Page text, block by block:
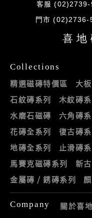
客服 (02)2739-
門市 (02)2736-
喜
Collections
精選磁磚特價區 大
石紋磚系列
木紋磚
水磨石磁磚
六角磚
花磚全系列
復古磚
地磚全系列
止滑磚
馬賽克磁磚系列
新
金屬磚 / 銹磚系列
Company 關於喜地